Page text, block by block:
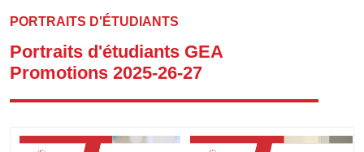
PORTRAITS D'ÉTUDIANTS
Portraits d'étudiants GEA
Promotions 2025-26-27